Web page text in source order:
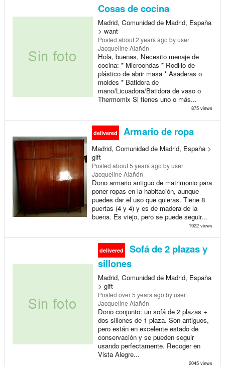
Cosas de cocina
Madrid, Comunidad de Madrid, España
> want
Posted about 2 years ago by user
Jacqueline Alañón
Hola, buenas, Necesito menaje de
cocina: * Microondas * Rodillo de
plástico de abrir masa * Asaderas o
moldes * Batidora de
mano/Licuadora/Batidora de vaso o
Thermomix Si tienes uno o más...
875 views
delivered Armario de ropa
Madrid, Comunidad de Madrid, España >
gift
Posted about 5 years ago by user
Jacqueline Alañón
Dono armario antiguo de matrimonio para
poner ropas en la habitación, aunque
puedes dar el uso que quieras. Tiene 8
puertas (4 y 4) y es de madera de la
buena. Es viejo, pero se puede seguir...
1922 views
delivered
Sofá de 2 plazas y
sillones
Madrid, Comunidad de Madrid, España
> gift
Posted over 5 years ago by user
Jacqueline Alañón
Dono conjunto: un sofá de 2 plazas +
dos sillones de 1 plaza. Son antiguos,
pero están en excelente estado de
conservación y se pueden seguir
usando perfectamente. Recoger en
Vista Alegre...
2045 views